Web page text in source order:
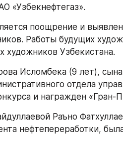
«Узбекнефтегаз».
поощрение и
Работы будущих
художников Узбекистана.
Исломбека (9 лет),
отдела
и награжден «Гран-
Раъно
нефтепереработки,